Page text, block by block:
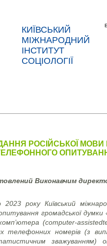
КИЇВСЬКИЙ
МІЖНАРОДНИЙ
ІНСТИТУТ
СОЦІОЛОГІЇ
РОСІЙСЬКОЇ МОВИ
Виконавчим
року Київський
опитування громадської
(computer-assisted
телефонних номерів (з
зважуванням)